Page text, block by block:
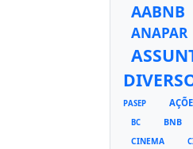
AABNB
ANAPAR
PASEP
BC BNB
CINEMA